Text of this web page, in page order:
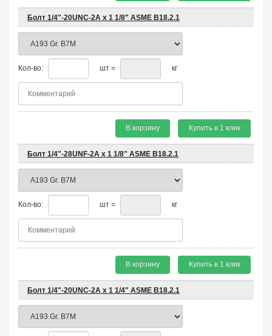
Болт 1/4"-20UNC-2A х 1 1/8" ASME B18.2.1
Кол-во: шт = кг
В корзину Купить в 1 клик
Болт 1/4"-28UNF-2A х 1 1/8" ASME B18.2.1
Кол-во: шт = кг
В корзину Купить в 1 клик
Болт 1/4"-20UNC-2A х 1 1/4" ASME B18.2.1